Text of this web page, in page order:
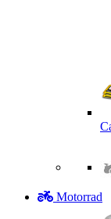
Motorrad